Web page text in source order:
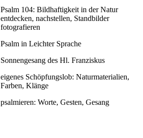
Psalm 104: Bildhaftigkeit in der Natur
entdecken, nachstellen, Standbilder
fotografieren
Psalm in Leichter Sprache
Sonnengesang des Hl. Franziskus
eigenes Schöpfungslob: Naturmaterialien,
Farben, Klänge
psalmieren: Worte, Gesten, Gesang